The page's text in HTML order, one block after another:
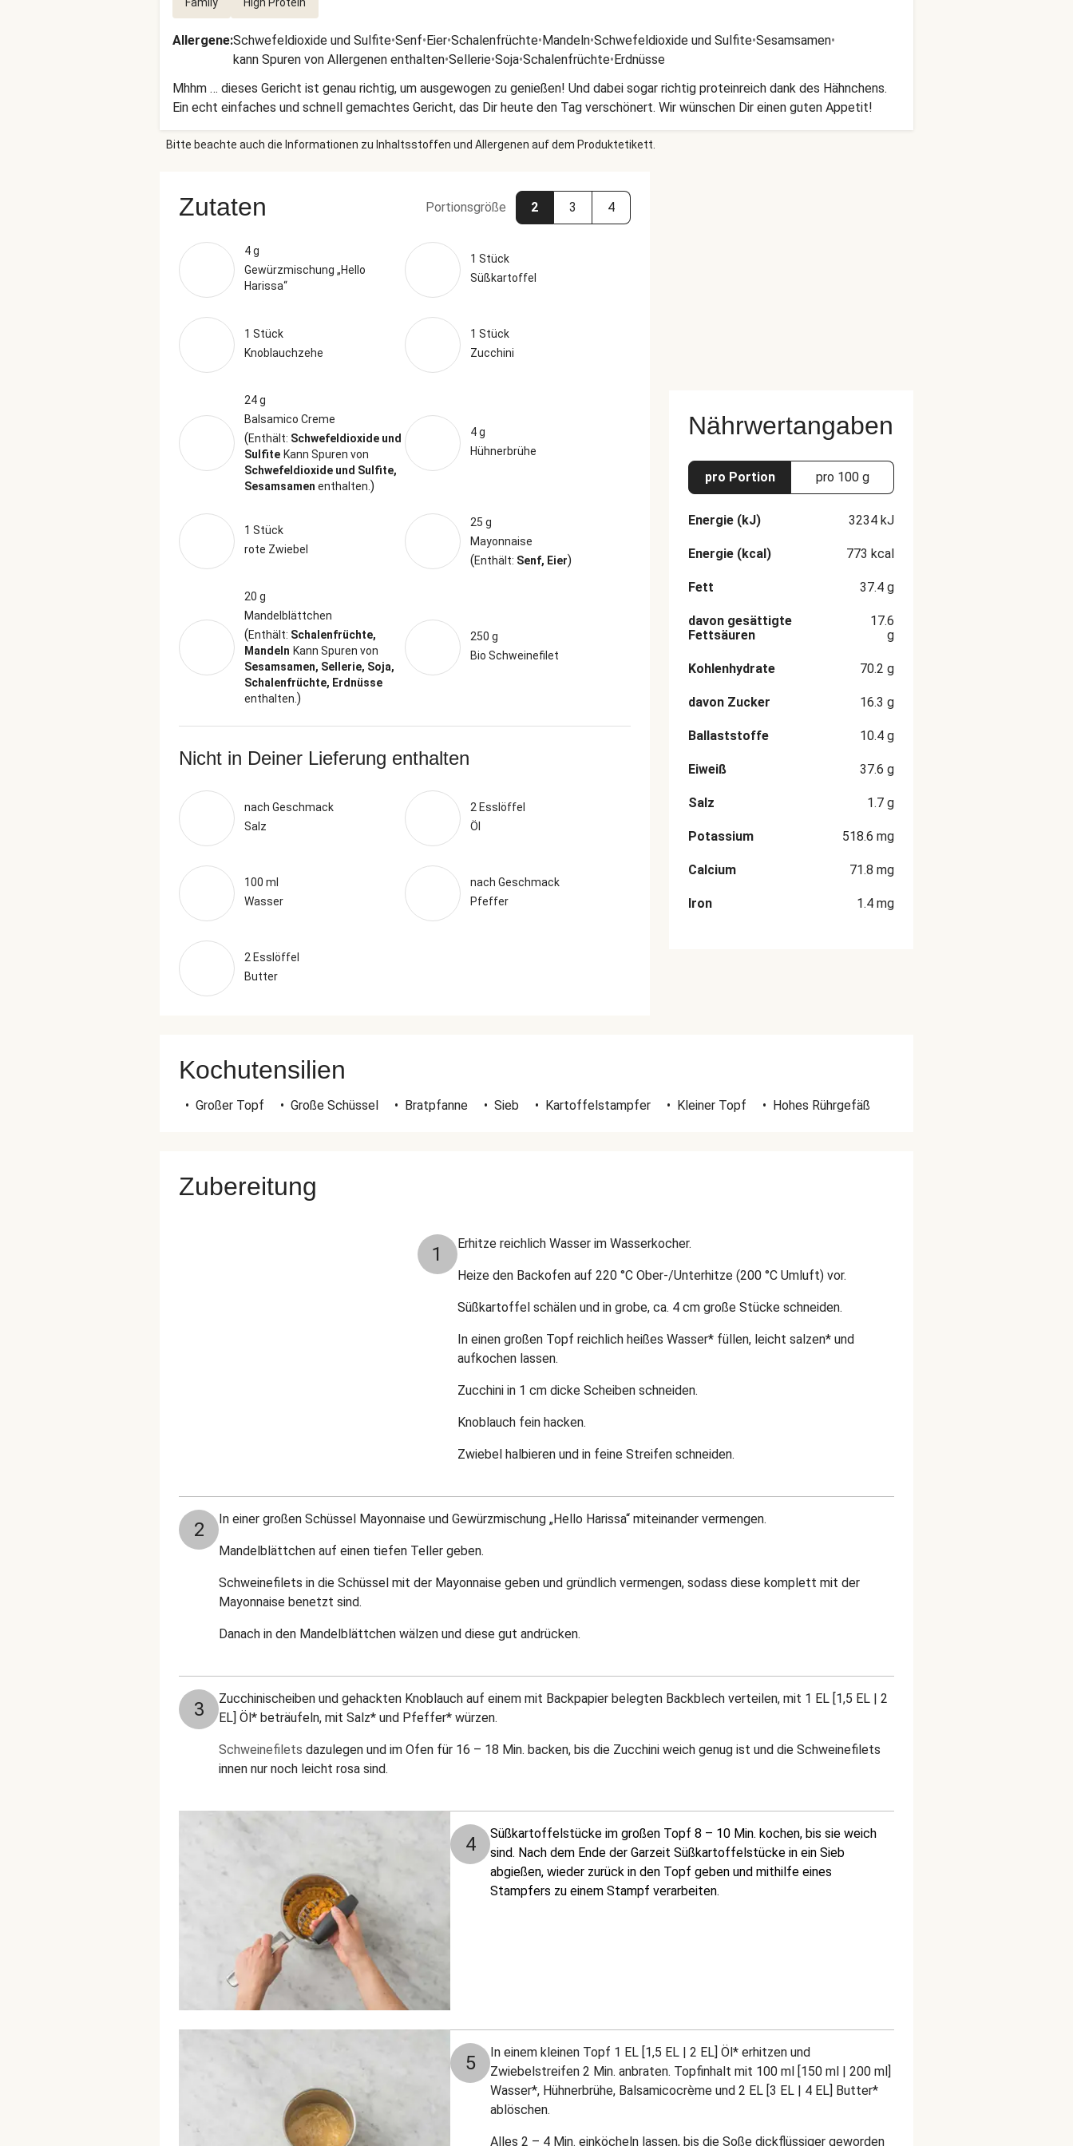
Allergene:Schwefeldioxide und Sulfite•Senf•Eier•Schalenfrüchte•Mandeln•Schwefeldioxide und Sulfite•Sesamsamen•
kann Spuren von Allergenen enthalten•Sellerie•Soja•Schalenfrüchte•Erdnüsse
Mhhm … dieses Gericht ist genau richtig, um ausgewogen zu genießen! Und dabei sogar richtig proteinreich dank des Hähnchens.
Ein echt einfaches und schnell gemachtes Gericht, das Dir heute den Tag verschönert. Wir wünschen Dir einen guten Appetit!
Bitte beachte auch die Informationen zu Inhaltsstoffen und Allergenen auf dem Produktetikett.
Zutaten Portionsgröße 2 3 4
4 g
Gewürzmischung „Hello
Harissa“
1 Stück
Süßkartoffel
1 Stück
Knoblauchzehe
1 Stück
Zucchini
24 g
Balsamico Creme
(Enthält: Schwefeldioxide und
Sulfite Kann Spuren von
Schwefeldioxide und Sulfite,
Sesamsamen enthalten. )
4 g
Hühnerbrühe
1 Stück
rote Zwiebel
25 g
Mayonnaise
(Enthält: Senf, Eier)
20 g
Mandelblättchen
(Enthält: Schalenfrüchte,
Mandeln Kann Spuren von
Sesamsamen, Sellerie, Soja,
Schalenfrüchte, Erdnüsse
enthalten. )
250 g
Bio Schweinefilet
Nicht in Deiner Lieferung enthalten
nach Geschmack
Salz
2 Esslöffel
Öl
100 ml
Wasser
nach Geschmack
Pfeffer
2 Esslöffel
Butter
Nährwertangaben
pro Portion pro 100 g
Energie (kJ) 3234 kJ
Energie (kcal) 773 kcal
Fett 37.4 g
davon gesättigte
Fettsäuren
17.6
g
Kohlenhydrate 70.2 g
davon Zucker 16.3 g
Ballaststoffe 10.4 g
Eiweiß 37.6 g
Salz 1.7 g
Potassium 518.6 mg
Calcium 71.8 mg
Iron 1.4 mg
Kochutensilien
• Großer Topf • Große Schüssel • Bratpfanne • Sieb • Kartoffelstampfer • Kleiner Topf • Hohes Rührgefäß
Zubereitung
1 Erhitze reichlich Wasser im Wasserkocher.
Heize den Backofen auf 220 °C Ober-/Unterhitze (200 °C Umluft) vor.
Süßkartoffel schälen und in grobe, ca. 4 cm große Stücke schneiden.
In einen großen Topf reichlich heißes Wasser* füllen, leicht salzen* und
aufkochen lassen.
Zucchini in 1 cm dicke Scheiben schneiden.
Knoblauch fein hacken.
Zwiebel halbieren und in feine Streifen schneiden.
2 In einer großen Schüssel Mayonnaise und Gewürzmischung „Hello Harissa“ miteinander vermengen.
Mandelblättchen auf einen tiefen Teller geben.
Schweinefilets in die Schüssel mit der Mayonnaise geben und gründlich vermengen, sodass diese komplett mit der
Mayonnaise benetzt sind.
Danach in den Mandelblättchen wälzen und diese gut andrücken.
3
Zucchinischeiben und gehackten Knoblauch auf einem mit Backpapier belegten Backblech verteilen, mit 1 EL [1,5 EL | 2
EL] Öl* beträufeln, mit Salz* und Pfeffer* würzen.
Schweinefilets dazulegen und im Ofen für 16 – 18 Min. backen, bis die Zucchini weich genug ist und die Schweinefilets
innen nur noch leicht rosa sind.
4
Süßkartoffelstücke im großen Topf 8 – 10 Min. kochen, bis sie weich
sind. Nach dem Ende der Garzeit Süßkartoffelstücke in ein Sieb
abgießen, wieder zurück in den Topf geben und mithilfe eines
Stampfers zu einem Stampf verarbeiten.
5
In einem kleinen Topf 1 EL [1,5 EL | 2 EL] Öl* erhitzen und
Zwiebelstreifen 2 Min. anbraten. Topfinhalt mit 100 ml [150 ml | 200 ml]
Wasser*, Hühnerbrühe, Balsamicocrème und 2 EL [3 EL | 4 EL] Butter*
ablöschen.
Alles 2 – 4 Min. einköcheln lassen, bis die Soße dickflüssiger geworden